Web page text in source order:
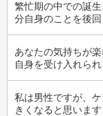
繁忙期の中での誕
分自身のことを後
あなたの気持ちが
自身を受け入れら
私は男性ですが、
きくなると思いま